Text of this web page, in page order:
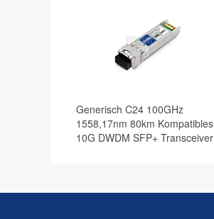
Generisch C24 100GHz
1558,17nm 80km Kompatibles
10G DWDM SFP+ Transceiver